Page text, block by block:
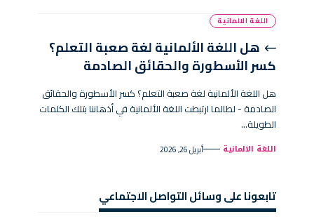
اللغة الالمانية
هل اللغة الألمانية لغة صعبة التعلم؟
كسر الأسطورة والحقائق الصادمة
هل اللغة الألمانية لغة صعبة التعلم؟ كسر الأسطورة والحقائق
الصادمة - لطالما ارتبطت اللغة الألمانية في أذهاننا بتلك الكلمات
الطويلة…
اللغة الالمانية أبريل 26, 2026
تابعونا على وسائل التواصل الاجتماعي